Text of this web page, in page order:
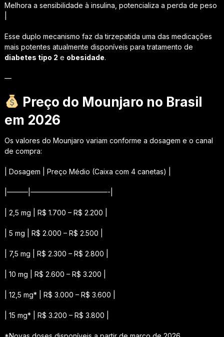
Melhora a sensibilidade à insulina, potencializa a perda de peso
Esse duplo mecanismo faz da tirzepatida uma das medicações
mais potentes atualmente disponíveis para tratamento de
diabetes tipo 2 e obesidade.
—
Preço do Mounjaro no Brasil
em 2026
Os valores do Mounjaro variam conforme a dosagem e o canal
de compra:
| Dosagem | Preço Médio (Caixa com 4 canetas) |
|———|———————————-|
| 2,5 mg | R$ 1.700 – R$ 2.200 |
| 5 mg | R$ 2.000 – R$ 2.500 |
| 7,5 mg | R$ 2.300 – R$ 2.800 |
| 10 mg | R$ 2.600 – R$ 3.200 |
| 12,5 mg* | R$ 3.000 – R$ 3.600 |
| 15 mg* | R$ 3.200 – R$ 3.800 |